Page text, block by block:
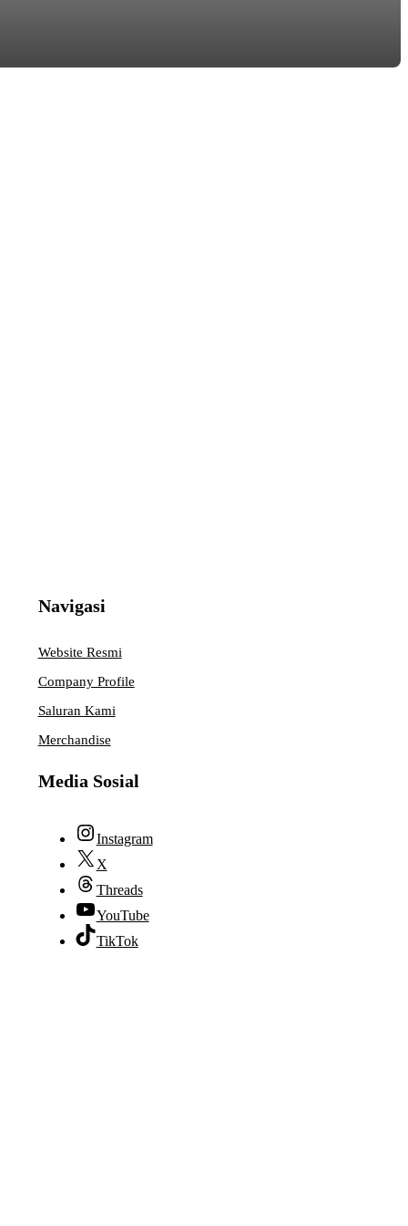
Navigasi
Website Resmi
Company Profile
Saluran Kami
Merchandise
Media Sosial
Instagram
X
Threads
YouTube
TikTok